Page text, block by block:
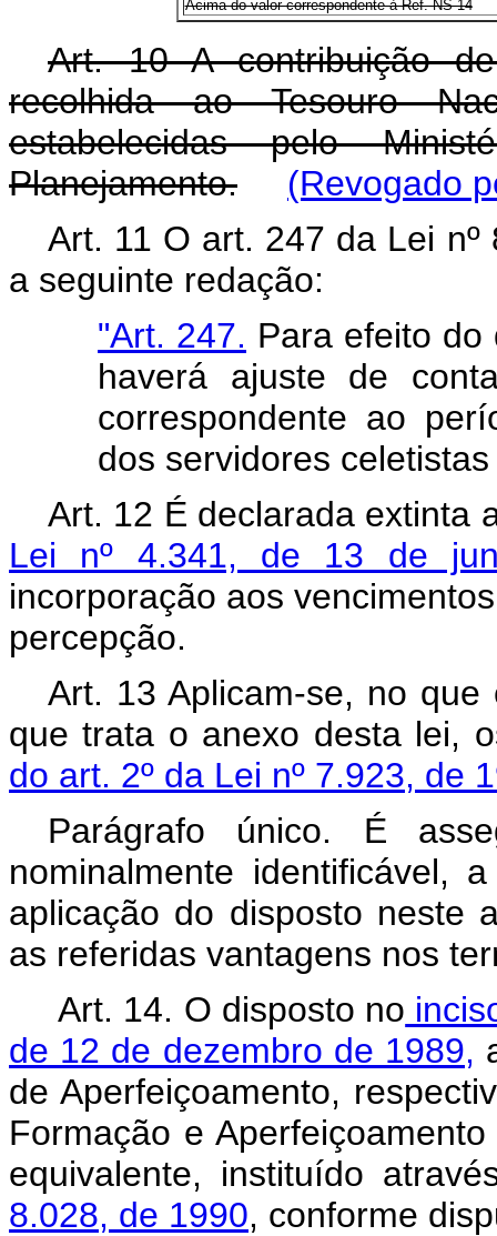
Acima do valor correspondente à Ref. NS 14
Art. 10 A contribuição
recolhida ao Tesouro
estabelecidas pelo
Planejamento.
(Revogado
Art. 11 O art. 247 da Lei
a seguinte redação:
"Art. 247. Para efeito
haverá ajuste de
correspondente ao
dos servidores
Art. 12 É declarada extinta
Lei nº 4.341, de 13 de
incorporação aos
percepção.
Art. 13 Aplicam-se, no
que trata o anexo desta lei,
do art. 2º da Lei nº 7.923, de
Parágrafo único. É
nominalmente identificável,
aplicação do disposto neste
as referidas vantagens nos
Art. 14. O disposto no
de 12 de dezembro de 1989,
de Aperfeiçoamento,
Formação e
equivalente, instituído
8.028, de 1990, conforme